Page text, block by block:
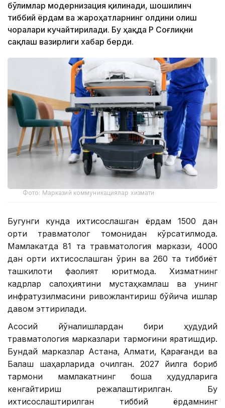
бўлимлар модернизация қилинади, шошилинч
тиббий ёрдам ва жароҳатларнинг олдини олиш
чоралари кучайтирилади. Бу ҳақда ҚР Соғлиқни
сақлаш вазирлиги хабар берди.
Фото: Марказий коммуникациялар хизмати
Бугунги кунда ихтисослашган ёрдам 1500 дан
ортиқ травматолог томонидан кўрсатилмоқда.
Мамлакатда 81 та травматология маркази, 4000
дан ортиқ ихтисослашган ўрин ва 260 та тиббиёт
ташкилоти фаолият юритмоқда. Хизматнинг
кадрлар салоҳиятини мустаҳкамлаш ва унинг
инфратузилмасини ривожлантириш бўйича ишлар
давом эттирилади.
Асосий йўналишлардан бири ҳудудий
травматология марказлари тармоғини яратишдир.
Бундай марказлар Астана, Алмати, Қарағанди ва
Балқаш шаҳарларида очилган. 2027 йилга бориб
тармоқни мамлакатнинг бошқа ҳудудларига
кенгайтириш режалаштирилган. Бу
ихтисослаштирилган тиббий ёрдамнинг